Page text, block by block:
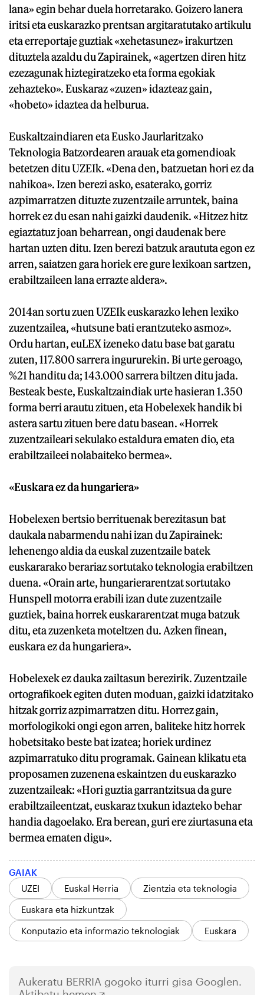
lana» egin behar duela horretarako. Goizero lanera
iritsi eta euskarazko prentsan argitaratutako artikulu
eta erreportaje guztiak «xehetasunez» irakurtzen
dituztela azaldu du Zapirainek, «agertzen diren hitz
ezezagunak hiztegiratzeko eta forma egokiak
zehazteko». Euskaraz «zuzen» idazteaz gain,
«hobeto» idaztea da helburua.
Euskaltzaindiaren eta Eusko Jaurlaritzako
Teknologia Batzordearen arauak eta gomendioak
betetzen ditu UZEIk. «Dena den, batzuetan hori ez da
nahikoa». Izen berezi asko, esaterako, gorriz
azpimarratzen dituzte zuzentzaile arruntek, baina
horrek ez du esan nahi gaizki daudenik. «Hitzez hitz
egiaztatuz joan beharrean, ongi daudenak bere
hartan uzten ditu. Izen berezi batzuk araututa egon ez
arren, saiatzen gara horiek ere gure lexikoan sartzen,
erabiltzaileen lana errazte aldera».
2014an sortu zuen UZEIk euskarazko lehen lexiko
zuzentzailea, «hutsune bati erantzuteko asmoz».
Ordu hartan, euLEX izeneko datu base bat garatu
zuten, 117.800 sarrera ingururekin. Bi urte geroago,
%21 handitu da; 143.000 sarrera biltzen ditu jada.
Besteak beste, Euskaltzaindiak urte hasieran 1.350
forma berri arautu zituen, eta Hobelexek handik bi
astera sartu zituen bere datu basean. «Horrek
zuzentzaileari sekulako estaldura ematen dio, eta
erabiltzaileei nolabaiteko bermea».
«Euskara ez da hungariera»
Hobelexen bertsio berrituenak berezitasun bat
daukala nabarmendu nahi izan du Zapirainek:
lehenengo aldia da euskal zuzentzaile batek
euskararako berariaz sortutako teknologia erabiltzen
duena. «Orain arte, hungarierarentzat sortutako
Hunspell motorra erabili izan dute zuzentzaile
guztiek, baina horrek euskararentzat muga batzuk
ditu, eta zuzenketa moteltzen du. Azken finean,
euskara ez da hungariera».
Hobelexek ez dauka zailtasun berezirik. Zuzentzaile
ortografikoek egiten duten moduan, gaizki idatzitako
hitzak gorriz azpimarratzen ditu. Horrez gain,
morfologikoki ongi egon arren, baliteke hitz horrek
hobetsitako beste bat izatea; horiek urdinez
azpimarratuko ditu programak. Gainean klikatu eta
proposamen zuzenena eskaintzen du euskarazko
zuzentzaileak: «Hori guztia garrantzitsua da gure
erabiltzaileentzat, euskaraz txukun idazteko behar
handia dagoelako. Era berean, guri ere ziurtasuna eta
bermea ematen digu».
GAIAK
UZEI
Euskal Herria
Zientzia eta teknologia
Euskara eta hizkuntzak
Konputazio eta informazio teknologiak
Euskara
Aukeratu BERRIA gogoko iturri gisa Googlen.